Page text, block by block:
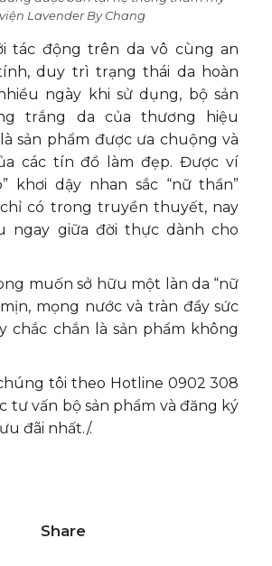
viện Lavender By Chang
tác động trên da vô cùng an
duy trì trạng thái da hoàn
ngày khi sử dụng, bộ sản
trắng da của thương hiệu
sản phẩm được ưa chuộng và
các tín đồ làm đẹp. Được ví
khơi dậy nhan sắc “nữ thần”
có trong truyền thuyết, nay
ngay giữa đời thực dành cho
muốn sở hữu một làn da “nữ
mọng nước và tràn đầy sức
chắc chắn là sản phẩm không
tôi theo Hotline 0902 308
tư vấn bộ sản phẩm và đăng ký
đãi nhất./.
Share